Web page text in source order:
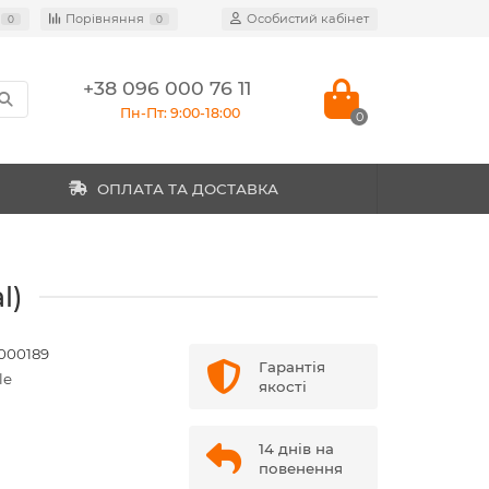
0 Порівняння 0 Особистий кабінет
+38 096 000 76 11
Пн-Пт: 9:00-18:00 0
ОПЛАТА ТА ДОСТАВКА
Гарантія
якості
14 днів на
повенення